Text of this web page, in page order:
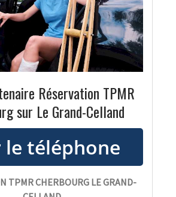
Réservation TPMR
sur Le Grand-Celland
TPMR CHERBOURG LE GRAND-